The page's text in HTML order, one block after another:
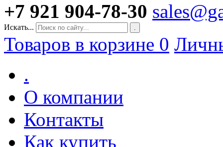
+7 921 904-78-30
Искать... .
Товаров в корзине 0
.
О компании
Контакты
Как купить